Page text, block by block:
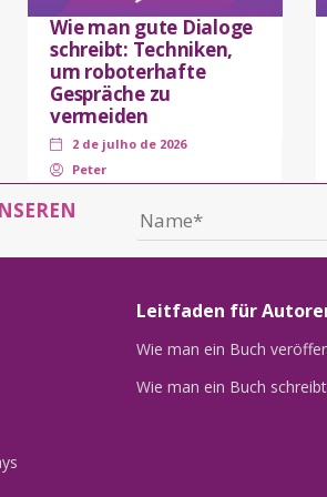
Wie man gute Dialoge
schreibt: Techniken,
um roboterhafte
Gespräche zu
vermeiden
2 de julho de 2026
Peter
Leitfaden für
Wie man ein Buch
Wie man ein Buch schreibt